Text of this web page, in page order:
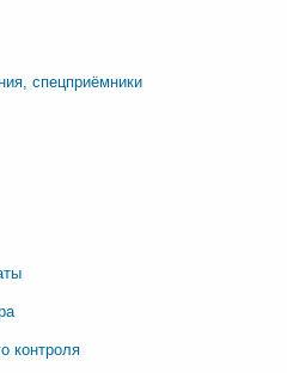
спецприёмники
контроля